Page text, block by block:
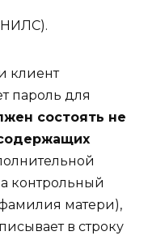
клиент
пароль для
состоять не
контрольный
матери),
в строку